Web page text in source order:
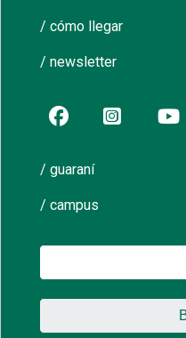
/ cómo llegar
/ newsletter
/ guaraní
/ campus
Buscar: